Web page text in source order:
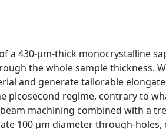
a 430-μm-thick monocrystalline
the whole sample thickness.
and generate tailorable
picosecond regime, contrary to
machining combined with a
100 μm diameter through-holes,